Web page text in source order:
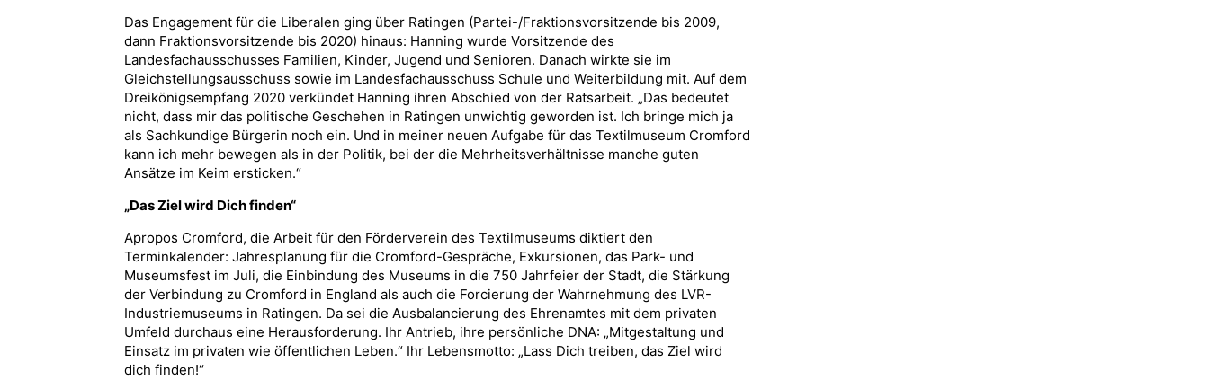
Das Engagement für die Liberalen ging über Ratingen (Partei-/Fraktionsvorsitzende bis 2009,
dann Fraktionsvorsitzende bis 2020) hinaus: Hanning wurde Vorsitzende des
Landesfachausschusses Familien, Kinder, Jugend und Senioren. Danach wirkte sie im
Gleichstellungsausschuss sowie im Landesfachausschuss Schule und Weiterbildung mit. Auf dem
Dreikönigsempfang 2020 verkündet Hanning ihren Abschied von der Ratsarbeit. „Das bedeutet
nicht, dass mir das politische Geschehen in Ratingen unwichtig geworden ist. Ich bringe mich ja
als Sachkundige Bürgerin noch ein. Und in meiner neuen Aufgabe für das Textilmuseum Cromford
kann ich mehr bewegen als in der Politik, bei der die Mehrheitsverhältnisse manche guten
Ansätze im Keim ersticken.“
„Das Ziel wird Dich finden“
Apropos Cromford, die Arbeit für den Förderverein des Textilmuseums diktiert den
Terminkalender: Jahresplanung für die Cromford-Gespräche, Exkursionen, das Park- und
Museumsfest im Juli, die Einbindung des Museums in die 750 Jahrfeier der Stadt, die Stärkung
der Verbindung zu Cromford in England als auch die Forcierung der Wahrnehmung des LVR-
Industriemuseums in Ratingen. Da sei die Ausbalancierung des Ehrenamtes mit dem privaten
Umfeld durchaus eine Herausforderung. Ihr Antrieb, ihre persönliche DNA: „Mitgestaltung und
Einsatz im privaten wie öffentlichen Leben.“ Ihr Lebensmotto: „Lass Dich treiben, das Ziel wird
dich finden!“